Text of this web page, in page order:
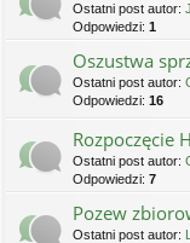
Ostatni post autor:
Odpowiedzi: 1
Oszustwa
Ostatni post autor:
Odpowiedzi: 16
Rozpoczęcie
Ostatni post autor:
Odpowiedzi: 7
Pozew
Ostatni post autor: